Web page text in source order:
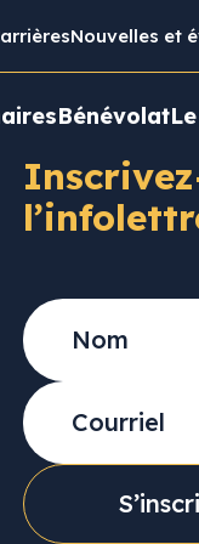
Nouvelles et
Bénévolat